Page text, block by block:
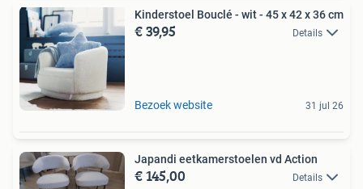
Kinderstoel Bouclé - wit - 45 x 42 x 36 cm
€ 39,95 Details
Bezoek website 31 jul 26
Japandi eetkamerstoelen vd Action
€ 145,00 Details